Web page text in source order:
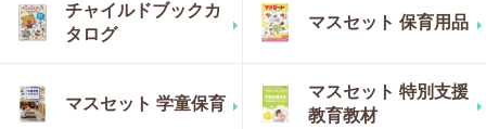
チャイルドブックカ
タログ
マスセット 保育用品
マスセット 学童保育
マスセット 特別支援
教育教材